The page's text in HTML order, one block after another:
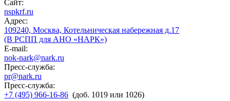
Сайт:
nspkrf.ru
Адрес:
109240, Москва, Котельническая набережная д.17
(В РСПП для АНО «НАРК»)
E-mail:
nok-nark@nark.ru
Пресс-служба:
pr@nark.ru
Пресс-служба:
+7 (495) 966-16-86 (доб. 1019 или 1026)